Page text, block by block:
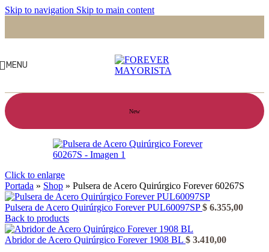
Skip to navigation Skip to main content
MENU
New
Click to enlarge
Portada » Shop » Pulsera de Acero Quirúrgico Forever 60267S
Pulsera de Acero Quirúrgico Forever PUL60097SP$ 6.355,00
Back to products
Abridor de Acero Quirúrgico Forever 1908 BL $ 3.410,00